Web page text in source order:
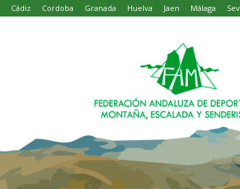
Cádiz Cordoba Granada Huelva Jaen Málaga